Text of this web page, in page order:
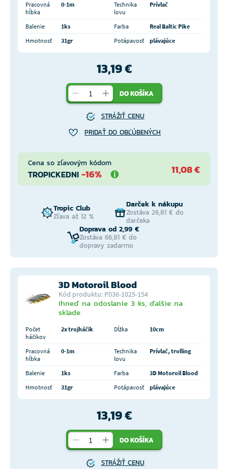
Pracovná
hĺbka
0-1m
Technika
lovu
Prívlač
Balenie 1ks Farba
Real Baltic Pike
Hmotnosť
31gr Potápavosť plávajúce
13,19 €
DO KOŠÍKA
STRÁŽIŤ CENU
PRIDAŤ DO OBĽÚBENÝCH
Cena so zľavovým kódom
TROPICKEDNI -16% 11,08 €
Tropic Club
Zľava až 12 %
Darček k nákupu
Zostáva 26,81 € do
darčeka
Doprava od 2,99 €
Zostáva 66,81 € do
dopravy zadarmo
3D Motoroil Blood
Kód produktu: P036-1025-154
Ihneď na odoslanie 3 ks, ďalšie na
sklade
Počet
háčikov
2x trojháčik Dĺžka 10cm
Pracovná
hĺbka
0-1m
Technika
lovu
Prívlač, trolling
Balenie 1ks Farba
3D Motoroil Blood
Hmotnosť
31gr Potápavosť plávajúce
13,19 €
DO KOŠÍKA
STRÁŽIŤ CENU